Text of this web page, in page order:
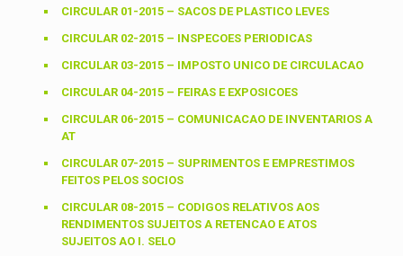
CIRCULAR 01-2015 – SACOS DE PLASTICO LEVES
CIRCULAR 02-2015 – INSPECOES PERIODICAS
CIRCULAR 03-2015 – IMPOSTO UNICO DE CIRCULACAO
CIRCULAR 04-2015 – FEIRAS E EXPOSICOES
CIRCULAR 06-2015 – COMUNICACAO DE INVENTARIOS A
AT
CIRCULAR 07-2015 – SUPRIMENTOS E EMPRESTIMOS
FEITOS PELOS SOCIOS
CIRCULAR 08-2015 – CODIGOS RELATIVOS AOS
RENDIMENTOS SUJEITOS A RETENCAO E ATOS
SUJEITOS AO I. SELO